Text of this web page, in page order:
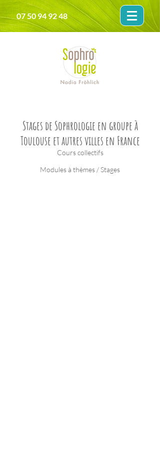
07 50 94 92 48
Stages de Sophrologie en groupe à
Toulouse et autres villes en France
Cours collectifs
Modules à thèmes / Stages